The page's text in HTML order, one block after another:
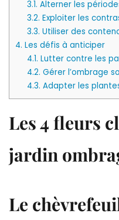
3.1. Alterner les
3.2. Exploiter les
3.3. Utiliser des
4. Les défis à anticiper
4.1. Lutter contre les
4.2. Gérer l’ombrage
4.3. Adapter les
Les 4 fleurs
jardin
Le